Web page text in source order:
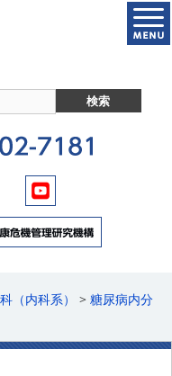
（内科系） >糖尿病内分